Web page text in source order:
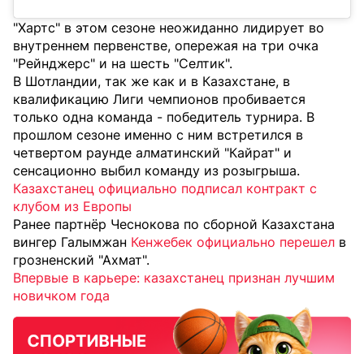
"Хартс" в этом сезоне неожиданно лидирует во
внутреннем первенстве, опережая на три очка
"Рейнджерс" и на шесть "Селтик".
В Шотландии, так же как и в Казахстане, в
квалификацию Лиги чемпионов пробивается
только одна команда - победитель турнира. В
прошлом сезоне именно с ним встретился в
четвертом раунде алматинский "Кайрат" и
сенсационно выбил команду из розыгрыша.
Казахстанец официально подписал контракт с
клубом из Европы
Ранее партнёр Чеснокова по сборной Казахстана
вингер Галымжан Кенжебек официально перешел в
грозненский "Ахмат".
Впервые в карьере: казахстанец признан лучшим
новичком года